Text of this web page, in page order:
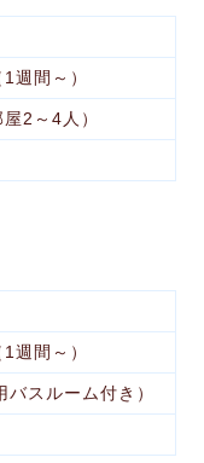
週間～）
2～4人）
週間～）
スルーム付き）